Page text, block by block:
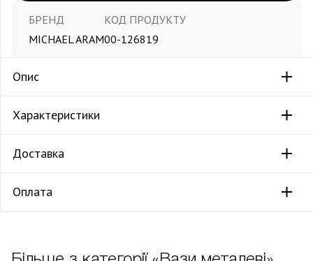
БРЕНД
MICHAEL ARAM
КОД ПРОДУКТУ
00-126819
Опис
Характеристики
Доставка
Оплата